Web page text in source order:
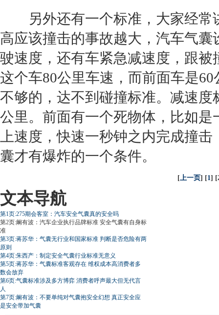
另外还有一个标准，大家经常
高应该撞击的事故越大，汽车气囊
驶速度，还有车紧急减速度，跟
这个车80公里车速，而前面车是
不够的，达不到 碰撞标准。减速度
公里。前面有一个死物体，比如
上速度，快速一秒钟之内完成撞
囊才有爆炸的一个条件。
[上一页] [1]
文本导航
第1页:275期会客室：汽车安全气囊真的安全吗
第2页:阚有波：汽车企业执行品牌标准 安全气囊有自身标
准
第3页:蒋苏华：气囊无行业和国家标准 判断是否危险有两
原则
第4页:朱西产：制定安全气囊行业标准无意义
第5页:蒋苏华：气囊标准客观存在 维权成本高消费者多
数会放弃
第6页:气囊标准涉及多方博弈 消费者呼声最大但无代言
人
第7页:阚有波：不要单纯对气囊抱安全幻想 真正安全应
是安全带加气囊